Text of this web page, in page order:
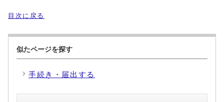
目次に戻る
似たページを探す
手続き・届出する